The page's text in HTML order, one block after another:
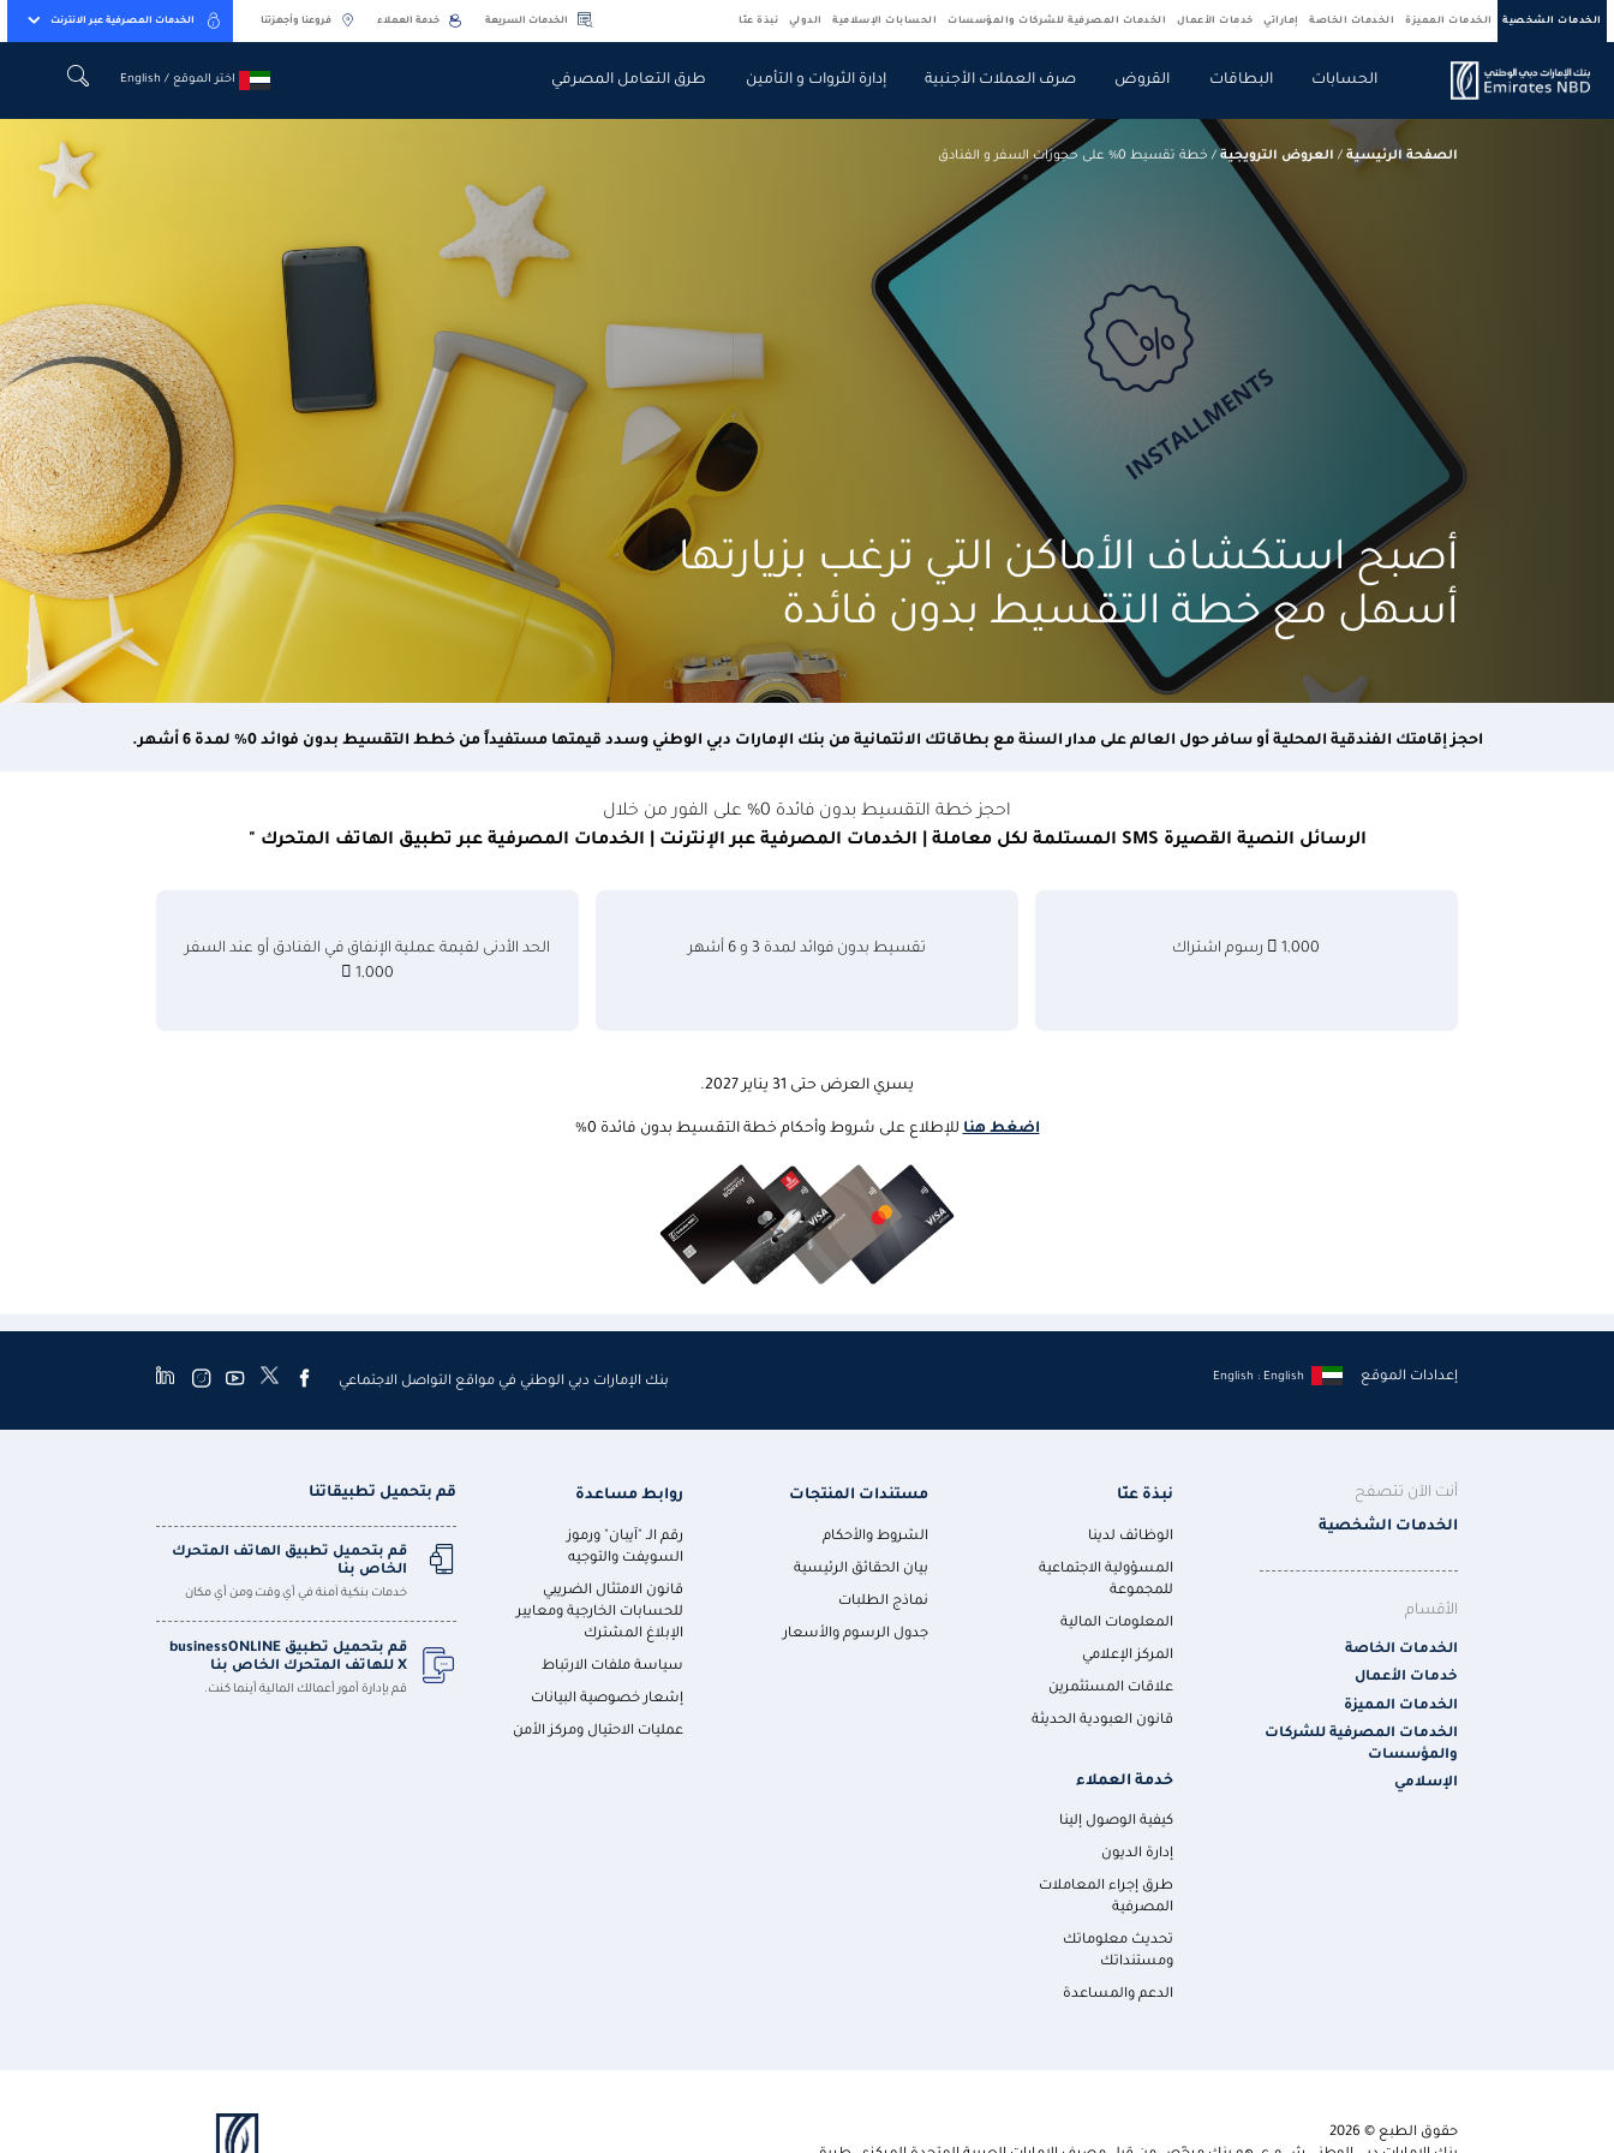
الخدمات الشخصية الخدمات المميزة الخدمات الخاصة إماراتي خدمات الأعمال الخدمات المصرفية للشركات والمؤسسات الحسابات الإسلامية الدولي نبذة عنّا الخدمات السريعة خدمة العملاء فروعنا وأجهزتنا الخدمات المصرفية عبر الانترنت
الحسابات البطاقات القروض صرف العملات الأجنبية إدارة الثروات و التأمين طرق التعامل المصرفي
اختر الموقع / English
اختر الموقع / English
الصفحة الرئيسية / العروض الترويجية / خطة تقسيط 0% على حجوزات السفر و الفنادق
أصبح استكشاف الأماكن التي ترغب بزيارتها
أسهل مع خطة التقسيط بدون فائدة
احجز إقامتك الفندقية المحلية أو سافر حول العالم على مدار السنة مع بطاقاتك الائتمانية من بنك الإمارات دبي الوطني وسدد قيمتها مستفيداً من خطط التقسيط بدون فوائد 0٪ لمدة 6 أشهر.
احجز خطة التقسيط بدون فائدة 0٪ على الفور من خلال
الرسائل النصية القصيرة SMS المستلمة لكل معاملة | الخدمات المصرفية عبر الإنترنت | الخدمات المصرفية عبر تطبيق الهاتف المتحرك "
1,000  رسوم اشتراك تقسيط بدون فوائد لمدة 3 و 6 أشهر
الحد الأدنى لقيمة عملية الإنفاق في الفنادق أو عند السفر
1,000 
يسري العرض حتى 31 يناير2027.
اضغط هنا للإطلاع على شروط وأحكام خطة التقسيط بدون فائدة 0%
إعدادات الموقع English : English بنك الإمارات دبي الوطني في مواقع التواصل الاجتماعي
أنت الآن تتصفح
الخدمات الشخصية
الأقسام
الخدمات الخاصة
خدمات الأعمال
الخدمات المميزة
الخدمات المصرفية للشركات
والمؤسسات
الإسلامي
نبذة عنّا
الوظائف لدينا
المسؤولية الاجتماعية
للمجموعة
المعلومات المالية
المركز الإعلامي
علاقات المستثمرين
قانون العبودية الحديثة
مستندات المنتجات
الشروط والأحكام
بيان الحقائق الرئيسية
نماذج الطلبات
جدول الرسوم والأسعار
روابط مساعدة
رقم الـ "آيبان" ورموز
السويفت والتوجيه
قانون الامتثال الضريبي
للحسابات الخارجية ومعايير
الإبلاغ المشترك
سياسة ملفات الارتباط
إشعار خصوصية البيانات
عمليات الاحتيال ومركز الأمن
خدمة العملاء
كيفية الوصول إلينا
إدارة الديون
طرق إجراء المعاملات
المصرفية
تحديث معلوماتك
ومستنداتك
الدعم والمساعدة
قم بتحميل تطبيقاتنا
قم بتحميل تطبيق الهاتف المتحرك
الخاص بنا
خدمات بنكية آمنة في أي وقت ومن أي مكان
قم بتحميل تطبيق businessONLINE
X للهاتف المتحرك الخاص بنا
قم بإدارة أمور أعمالك المالية أينما كنت.
حقوق الطبع © 2026